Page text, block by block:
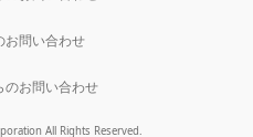
お問い合わせ
のお問い合わせ
All Rights Reserved.